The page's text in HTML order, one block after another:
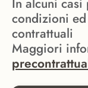
In alcuni
condizioni
contrattuali
Maggiori